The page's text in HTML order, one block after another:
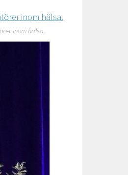
inom hälsa.